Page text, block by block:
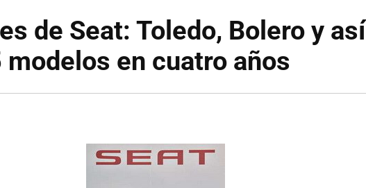
de Seat: Toledo, Bolero y así
modelos en cuatro años